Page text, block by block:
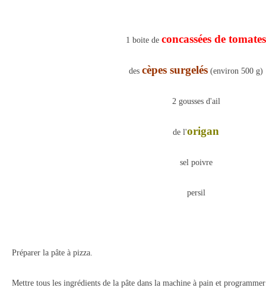
1 boite de concassées de tomates
des cèpes surgelés (environ 500 g)
2 gousses d'ail
de l'origan
sel poivre
persil
Préparer la pâte à pizza.
Mettre tous les ingrédients de la pâte dans la machine à pain et